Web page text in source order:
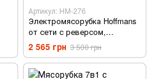
Артикул: HM-276
Электромясорубка Hoffmans
от сети с реверсом,
толкателем и насадкой для
кеббе из нержавеющей стали
2000Вт
2 565 грн 3 500 грн